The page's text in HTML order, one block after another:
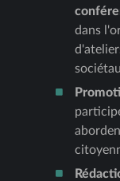
dans